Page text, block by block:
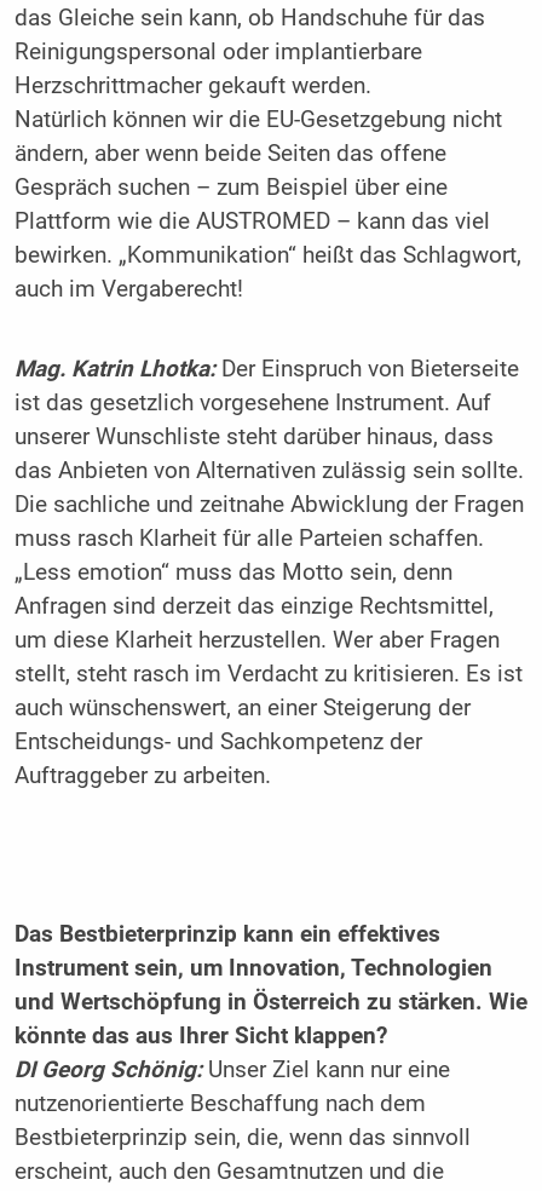
das Gleiche sein kann, ob Handschuhe für das
Reinigungspersonal oder implantierbare
Herzschrittmacher gekauft werden.
Natürlich können wir die EU-Gesetzgebung nicht
ändern, aber wenn beide Seiten das offene
Gespräch suchen – zum Beispiel über eine
Plattform wie die AUSTROMED – kann das viel
bewirken. „Kommunikation“ heißt das Schlagwort,
auch im Vergaberecht!
Mag. Katrin Lhotka: Der Einspruch von Bieterseite
ist das gesetzlich vorgesehene Instrument. Auf
unserer Wunschliste steht darüber hinaus, dass
das Anbieten von Alternativen zulässig sein sollte.
Die sachliche und zeitnahe Abwicklung der Fragen
muss rasch Klarheit für alle Parteien schaffen.
„Less emotion“ muss das Motto sein, denn
Anfragen sind derzeit das einzige Rechtsmittel,
um diese Klarheit herzustellen. Wer aber Fragen
stellt, steht rasch im Verdacht zu kritisieren. Es ist
auch wünschenswert, an einer Steigerung der
Entscheidungs- und Sachkompetenz der
Auftraggeber zu arbeiten.
Das Bestbieterprinzip kann ein effektives
Instrument sein, um Innovation, Technologien
und Wertschöpfung in Österreich zu stärken. Wie
könnte das aus Ihrer Sicht klappen?
DI Georg Schönig:Unser Ziel kann nur eine
nutzenorientierte Beschaffung nach dem
Bestbieterprinzip sein, die, wenn das sinnvoll
erscheint, auch den Gesamtnutzen und die